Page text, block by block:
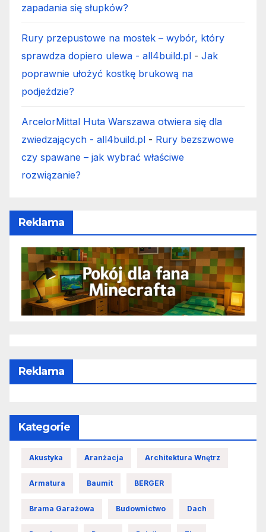
zapadania się słupków?
Rury przepustowe na mostek – wybór, który
sprawdza dopiero ulewa - all4build.pl - Jak
poprawnie ułożyć kostkę brukową na
podjeździe?
ArcelorMittal Huta Warszawa otwiera się dla
zwiedzających - all4build.pl - Rury bezszwowe
czy spawane – jak wybrać właściwe
rozwiązanie?
Reklama
Reklama
Kategorie
Akustyka Aranżacja Architektura Wnętrz
Armatura Baumit BERGER
Brama Garażowa Budownictwo Dach